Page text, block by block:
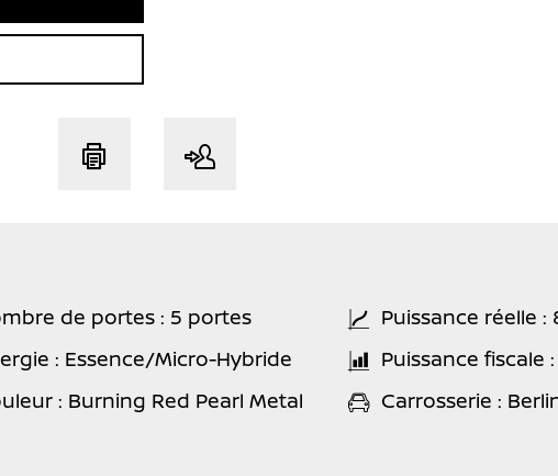
de portes : 5 portes
Puissance réelle :
: Essence/Micro-Hybride
Puissance fiscale
: Burning Red Pearl Metal
Carrosserie :